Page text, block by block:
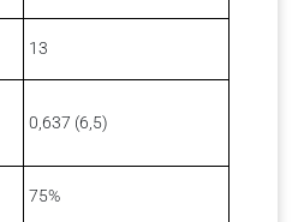
13
0,637 (6,5)
75%